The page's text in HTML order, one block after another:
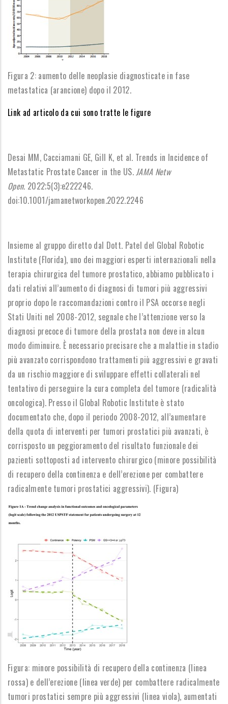
Figura 2: aumento delle neoplasie diagnosticate in fase
metastatica (arancione) dopo il 2012.
Link ad articolo da cui sono tratte le figure
Desai MM, Cacciamani GE, Gill K, et al. Trends in Incidence of
Metastatic Prostate Cancer in the US.JAMA Netw
Open. 2022;5(3):e222246.
doi:10.1001/jamanetworkopen.2022.2246
Insieme al gruppo diretto dal Dott. Patel del Global Robotic
Institute (Florida), uno dei maggiori esperti internazionali nella
terapia chirurgica del tumore prostatico, abbiamo pubblicato i
dati relativi all’aumento di diagnosi di tumori più aggressivi
proprio dopo le raccomandazioni contro il PSA occorse negli
Stati Uniti nel 2008-2012, segnale che l’attenzione verso la
diagnosi precoce di tumore della prostata non deve in alcun
modo diminuire. È necessario precisare che a malattie in stadio
più avanzato corrispondono trattamenti più aggressivi e gravati
da un rischio maggiore di sviluppare effetti collaterali nel
tentativo di perseguire la cura completa del tumore (radicalità
oncologica). Presso il Global Robotic Institute è stato
documentato che, dopo il periodo 2008-2012, all’aumentare
della quota di interventi per tumori prostatici più avanzati, è
corrisposto un peggioramento del risultato funzionale dei
pazienti sottoposti ad intervento chirurgico (minore possibilità
di recupero della continenza e dell’erezione per combattere
radicalmente tumori prostatici aggressivi). (Figura)
Figura: minore possibilità di recupero della continenza (linea
rossa) e dell’erezione (linea verde) per combattere radicalmente
tumori prostatici sempre più aggressivi (linea viola), aumentati